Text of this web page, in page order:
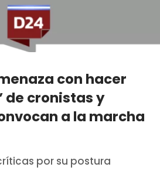
con hacer
de cronistas y
a la marcha
por su postura